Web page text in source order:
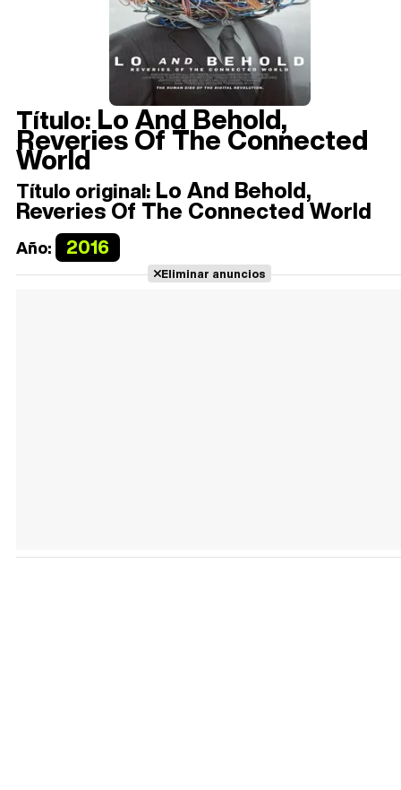
Título:Lo And Behold,
Reveries Of The Connected
World
Título original: Lo And Behold,
Reveries Of The Connected World
Año: 2016
Eliminar anuncios